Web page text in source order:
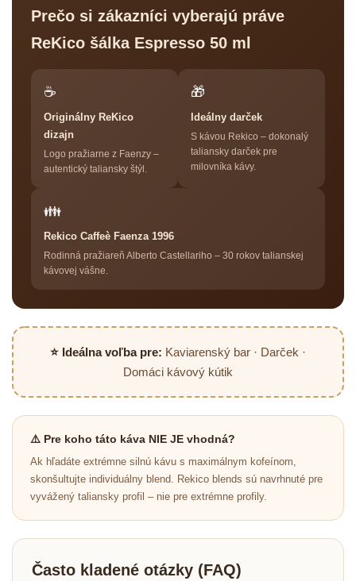
Prečo si zákazníci vyberajú práve
ReKico šálka Espresso 50 ml
☕
Originálny ReKico
dizajn
Logo pražiarne z Faenzy –
autentický taliansky štýl.
🎁
Ideálny darček
S kávou Rekico – dokonalý
taliansky darček pre
milovníka kávy.
👪
Rekico Caffeè Faenza 1996
Rodinná pražiareň Alberto Castellariho – 30 rokov talianskej
kávovej vášne.
⭐ Ideálna voľba pre: Kaviarenský bar · Darček ·
Domáci kávový kútik
⚠️ Pre koho táto káva NIE JE vhodná?
Ak hľadáte extrémne silnú kávu s maximálnym kofeínom,
skonšultujte individuálny blend. Rekico blends sú navrhnuté pre
vyvážený taliansky profil – nie pre extrémne profily.
Často kladené otázky (FAQ)